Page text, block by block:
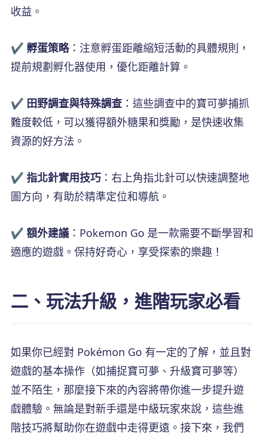
收益。
✔️ 孵蛋策略：注意孵蛋距離縮短活動的具體規則，
提前規劃孵化器使用，優化距離計算。
✔️ 田野調查與特殊調查 ：這些調查中的寶可夢捕抓
難度較低，可以獲得額外糖果和獎勵，是快速收集
資源的好方法。
✔️ 指北針實用技巧 ：右上角指北針可以快速調整地
圖方向，有助於精準定位和導航。
✔️ 額外建議 ：Pokemon Go 是一款需要不斷學習和
適應的遊戲。保持好奇心，享受探索的樂趣！
二、玩法升級，進階玩家必看
如果你已經對 Pokémon Go 有一定的了解，並且對
遊戲的基本操作（如捕捉寶可夢、升級寶可夢等）
並不陌生，那麼接下來的內容將帶你進一步提升遊
戲體驗。無論是對新手還是中級玩家來說，這些進
階技巧將幫助你在遊戲中走得更遠。接下來，我們